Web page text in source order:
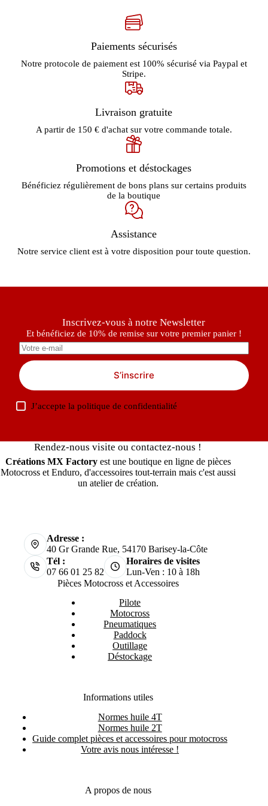
Paiements sécurisés
Notre protocole de paiement est 100% sécurisé via Paypal et
Stripe.
Livraison gratuite
A partir de 150 € d'achat sur votre commande totale.
Promotions et déstockages
Bénéficiez régulièrement de bons plans sur certains produits
de la boutique
Assistance
Notre service client est à votre disposition pour toute question.
Inscrivez-vous à notre Newsletter
Et bénéficiez de 10% de remise sur votre premier panier !
S’inscrire
J’accepte lapolitique de confidentialité
Rendez-nous visite ou contactez-nous !
Créations MX Factoryest une boutique en ligne de pièces
Motocross et Enduro, d'accessoires tout-terrain mais c'est aussi
un atelier de création.
Adresse :
40 Gr Grande Rue, 54170 Barisey-la-Côte
Tél :
07 66 01 25 82
Horaires de visites
Lun-Ven : 10 à 18h
Pièces Motocross et Accessoires
Pilote
Motocross
Pneumatiques
Paddock
Outillage
Déstockage
Informations utiles
Normes huile 4T
Normes huile 2T
Guide complet pièces et accessoires pour motocross
Votre avis nous intéresse !
A propos de nous